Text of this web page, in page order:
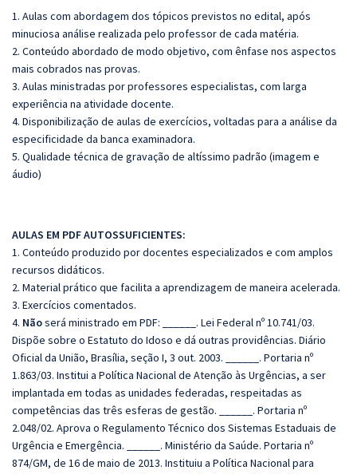
1. Aulas com abordagem dos tópicos previstos no edital, após
minuciosa análise realizada pelo professor de cada matéria.
2. Conteúdo abordado de modo objetivo, com ênfase nos aspectos
mais cobrados nas provas.
3. Aulas ministradas por professores especialistas, com larga
experiência na atividade docente.
4. Disponibilização de aulas de exercícios, voltadas para a análise da
especificidade da banca examinadora.
5. Qualidade técnica de gravação de altíssimo padrão (imagem e
áudio)
AULAS EM PDF AUTOSSUFICIENTES:
1. Conteúdo produzido por docentes especializados e com amplos
recursos didáticos.
2. Material prático que facilita a aprendizagem de maneira acelerada.
3. Exercícios comentados.
4. Nãoserá ministrado em PDF: ______. Lei Federal nº 10.741/03.
Dispõe sobre o Estatuto do Idoso e dá outras providências. Diário
Oficial da União, Brasília, seção I, 3 out. 2003. ______. Portaria nº
1.863/03. Institui a Política Nacional de Atenção às Urgências, a ser
implantada em todas as unidades federadas, respeitadas as
competências das três esferas de gestão. ______. Portaria nº
2.048/02. Aprova o Regulamento Técnico dos Sistemas Estaduais de
Urgência e Emergência. ______. Ministério da Saúde. Portaria nº
874/GM, de 16 de maio de 2013. Instituiu a Política Nacional para